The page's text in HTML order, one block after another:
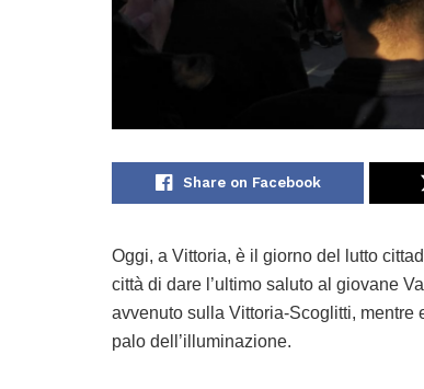
Share on Facebook
Oggi, a Vittoria, è il giorno del lutto
città di dare l’ultimo saluto al giovane
avvenuto sulla Vittoria-Scoglitti, mentre
palo dell’illuminazione.